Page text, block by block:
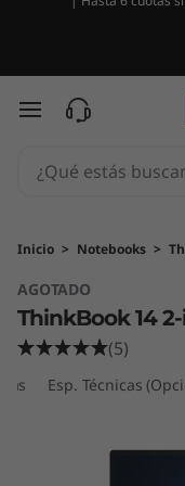
h
B
o
o
k
Ir al contenido
Inicio > Notebooks >
AGOTADO
ThinkBook 14
(5)
Esp. Técnicas